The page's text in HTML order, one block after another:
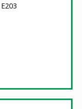
E203